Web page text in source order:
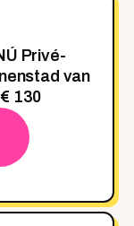
Privé-
van
130